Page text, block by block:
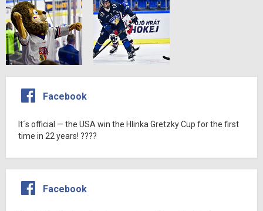
Facebook
It´s official — the USA win the Hlinka Gretzky Cup for the first
time in 22 years! ????
Facebook